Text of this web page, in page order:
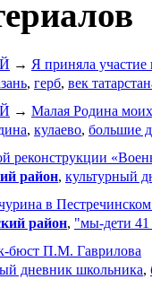
→ Я приняла
, герб, век
→ Малая Родина
, кулаево, большие
реконструкции
район, культурный
в
район, "мы-дети 41
бюст П.М. Гаврилова
дневник школьника,